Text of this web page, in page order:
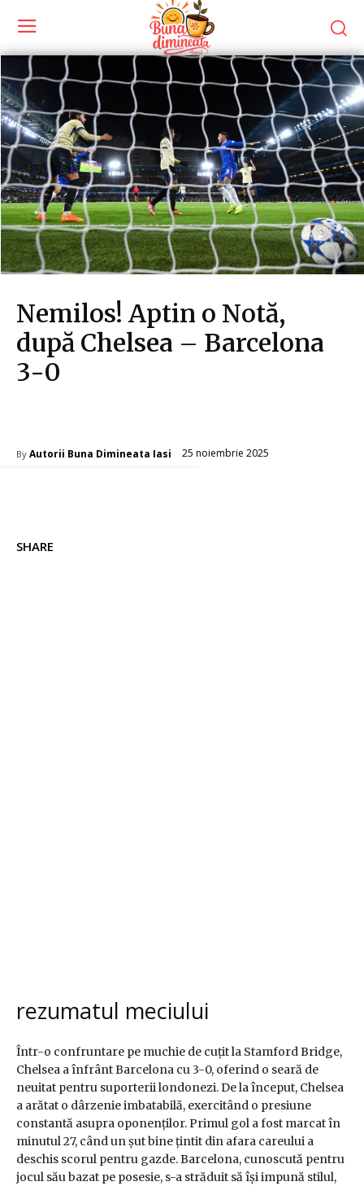
Nemilos! Aptin o Notă,
după Chelsea – Barcelona
3-0
By Autorii Buna Dimineata Iasi 25 noiembrie 2025
SHARE
rezumatul meciului
Într-o confruntare pe muchie de cuțit la Stamford Bridge,
Chelsea a înfrânt Barcelona cu 3-0, oferind o seară de
neuitat pentru suporterii londonezi. De la început, Chelsea
a arătat o dârzenie imbatabilă, exercitând o presiune
constantă asupra oponenților. Primul gol a fost marcat în
minutul 27, când un șut bine țintit din afara careului a
deschis scorul pentru gazde. Barcelona, cunoscută pentru
jocul său bazat pe posesie, s-a străduit să își impună stilul,